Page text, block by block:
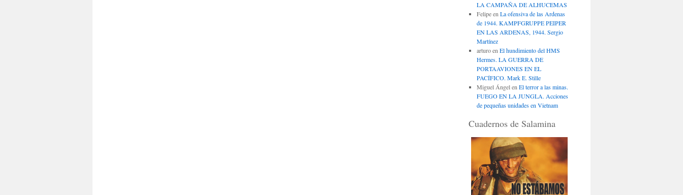
LA CAMPAÑA DE ALHUCEMAS
Felipeen La ofensiva de las Ardenas
de 1944. KAMPFGRUPPE PEIPER
EN LAS ARDENAS, 1944. Sergio
Martínez
arturoen El hundimiento del HMS
Hermes. LA GUERRA DE
PORTAAVIONES EN EL
PACÍFICO. Mark E. Stille
Miguel Ángelen El terror a las minas.
FUEGO EN LA JUNGLA. Acciones
de pequeñas unidades en Vietnam
Cuadernos de Salamina